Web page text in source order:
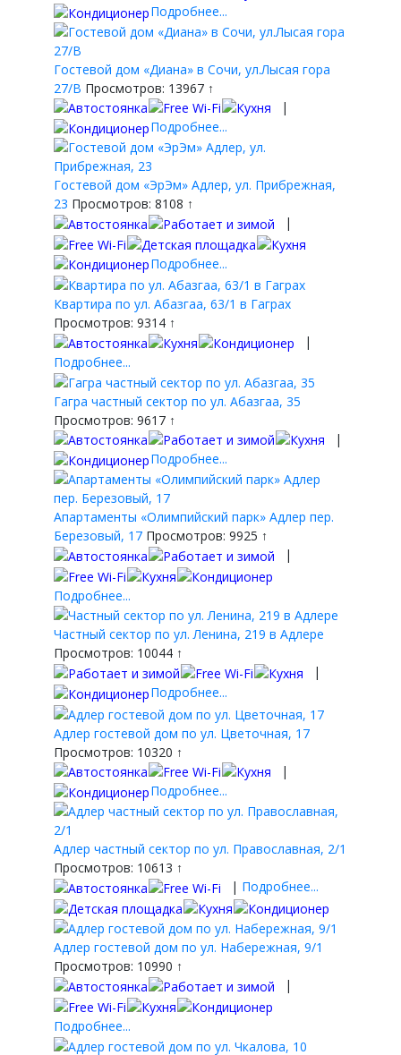
Подробнее...
Гостевой дом «Диана» в Сочи, ул.Лысая гора
27/В Просмотров: 13967 ↑
|
Подробнее...
Гостевой дом «ЭрЭм» Адлер, ул. Прибрежная,
23 Просмотров: 8108 ↑
|
Подробнее...
Квартира по ул. Абазгаа, 63/1 в Гаграх
Просмотров: 9314 ↑
|
Подробнее...
Гагра частный сектор по ул. Абазгаа, 35
Просмотров: 9617 ↑
|
Подробнее...
Апартаменты «Олимпийский парк» Адлер пер.
Березовый, 17 Просмотров: 9925 ↑
|
Подробнее...
Частный сектор по ул. Ленина, 219 в Адлере
Просмотров: 10044 ↑
|
Подробнее...
Адлер гостевой дом по ул. Цветочная, 17
Просмотров: 10320 ↑
|
Подробнее...
Адлер частный сектор по ул. Православная, 2/1
Просмотров: 10613 ↑
| Подробнее...
Адлер гостевой дом по ул. Набережная, 9/1
Просмотров: 10990 ↑
|
Подробнее...